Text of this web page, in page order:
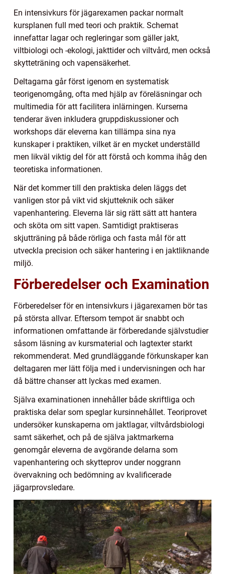
En intensivkurs för jägarexamen packar normalt
kursplanen full med teori och praktik. Schemat
innefattar lagar och regleringar som gäller jakt,
viltbiologi och -ekologi, jakttider och viltvård, men också
skytteträning och vapensäkerhet.
Deltagarna går först igenom en systematisk
teorigenomgång, ofta med hjälp av föreläsningar och
multimedia för att facilitera inlärningen. Kurserna
tenderar även inkludera gruppdiskussioner och
workshops där eleverna kan tillämpa sina nya
kunskaper i praktiken, vilket är en mycket underställd
men likväl viktig del för att förstå och komma ihåg den
teoretiska informationen.
När det kommer till den praktiska delen läggs det
vanligen stor på vikt vid skjutteknik och säker
vapenhantering. Eleverna lär sig rätt sätt att hantera
och sköta om sitt vapen. Samtidigt praktiseras
skjutträning på både rörliga och fasta mål för att
utveckla precision och säker hantering i en jaktliknande
miljö.
Förberedelser och Examination
Förberedelser för en intensivkurs i jägarexamen bör tas
på största allvar. Eftersom tempot är snabbt och
informationen omfattande är förberedande självstudier
såsom läsning av kursmaterial och lagtexter starkt
rekommenderat. Med grundläggande förkunskaper kan
deltagaren mer lätt följa med i undervisningen och har
då bättre chanser att lyckas med examen.
Själva examinationen innehåller både skriftliga och
praktiska delar som speglar kursinnehållet. Teoriprovet
undersöker kunskaperna om jaktlagar, viltvårdsbiologi
samt säkerhet, och på de själva jaktmarkerna
genomgår eleverna de avgörande delarna som
vapenhantering och skytteprov under noggrann
övervakning och bedömning av kvalificerade
jägarprovsledare.